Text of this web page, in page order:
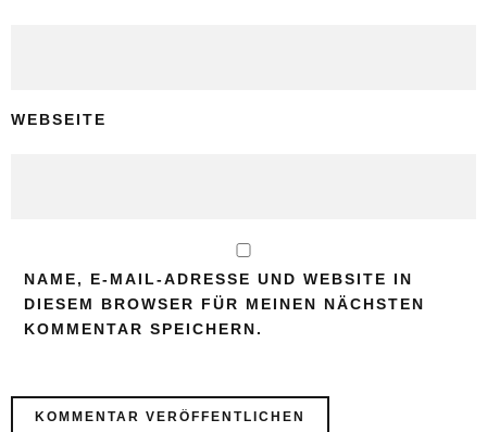
WEBSEITE
NAME, E-MAIL-ADRESSE UND WEBSITE IN
DIESEM BROWSER FÜR MEINEN NÄCHSTEN
KOMMENTAR SPEICHERN.